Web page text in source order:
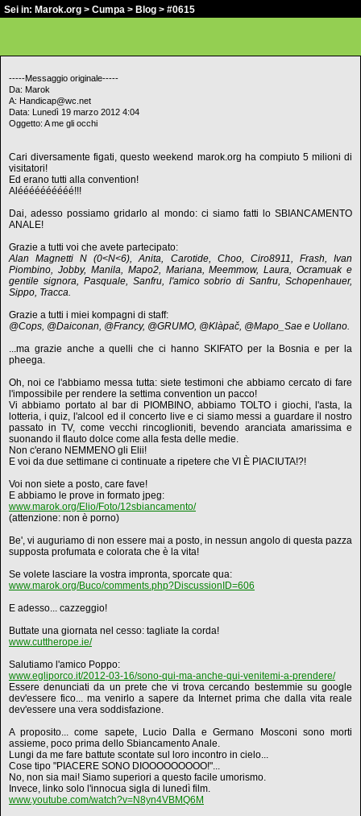
Sei in: Marok.org > Cumpa > Blog > #0615
-----Messaggio originale-----
Da: Marok
A: Handicap@wc.net
Data: Lunedì 19 marzo 2012 4:04
Oggetto: A me gli occhi
Cari diversamente figati, questo weekend marok.org ha compiuto 5 milioni di
visitatori!
Ed erano tutti alla convention!
Aléééééééééé!!!
Dai, adesso possiamo gridarlo al mondo: ci siamo fatti lo SBIANCAMENTO
ANALE!
Grazie a tutti voi che avete partecipato:
Alan Magnetti N (0<N<6), Anita, Carotide, Choo, Ciro8911, Frash, Ivan
Piombino, Jobby, Manila, Mapo2, Mariana, Meemmow, Laura, Ocramuak e
gentile signora, Pasquale, Sanfru, l'amico sobrio di Sanfru, Schopenhauer,
Sippo, Tracca.
Grazie a tutti i miei kompagni di staff:
@Cops, @Daiconan, @Francy, @GRUMO, @Klàpač, @Mapo_Sae e Uollano.
...ma grazie anche a quelli che ci hanno SKIFATO per la Bosnia e per la
pheega.
Oh, noi ce l'abbiamo messa tutta: siete testimoni che abbiamo cercato di fare
l'impossibile per rendere la settima convention un pacco!
Vi abbiamo portato al bar di PIOMBINO, abbiamo TOLTO i giochi, l'asta, la
lotteria, i quiz, l'alcool ed il concerto live e ci siamo messi a guardare il nostro
passato in TV, come vecchi rincoglioniti, bevendo aranciata amarissima e
suonando il flauto dolce come alla festa delle medie.
Non c'erano NEMMENO gli Elii!
E voi da due settimane ci continuate a ripetere che VI È PIACIUTA!?!
Voi non siete a posto, care fave!
E abbiamo le prove in formato jpeg:
www.marok.org/Elio/Foto/12sbiancamento/
(attenzione: non è porno)
Be', vi auguriamo di non essere mai a posto, in nessun angolo di questa pazza
supposta profumata e colorata che è la vita!
Se volete lasciare la vostra impronta, sporcate qua:
www.marok.org/Buco/comments.php?DiscussionID=606
E adesso... cazzeggio!
Buttate una giornata nel cesso: tagliate la corda!
www.cuttherope.ie/
Salutiamo l'amico Poppo:
www.egliporco.it/2012-03-16/sono-qui-ma-anche-qui-venitemi-a-prendere/
Essere denunciati da un prete che vi trova cercando bestemmie su google
dev'essere fico... ma venirlo a sapere da Internet prima che dalla vita reale
dev'essere una vera soddisfazione.
A proposito... come sapete, Lucio Dalla e Germano Mosconi sono morti
assieme, poco prima dello Sbiancamento Anale.
Lungi da me fare battute scontate sul loro incontro in cielo...
Cose tipo "PIACERE SONO DIOOOOOOOOO!"...
No, non sia mai! Siamo superiori a questo facile umorismo.
Invece, linko solo l'innocua sigla di lunedì film.
www.youtube.com/watch?v=N8yn4VBMQ6M